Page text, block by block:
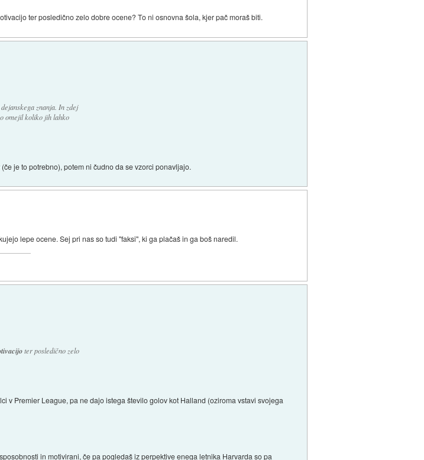
ter posledično zelo dobre ocene? To ni osnovna šola, kjer pač moraš biti.
znanja. In zdej
omejil koliko jih lahko
je to potrebno), potem ni čudno da se vzorci ponavljajo.
lepe ocene. Sej pri nas so tudi "faksi", ki ga plačaš in ga boš naredil.
ter posledično zelo
v Premier League, pa ne dajo istega število golov kot Halland (oziroma vstavi svojega
in motivirani, če pa pogledaš iz perpektive enega letnika Harvarda so pa